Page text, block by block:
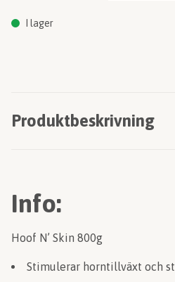
I lager
Produktbeskrivning
Info:
Hoof N’ Skin 800g
Stimulerar horntillväxt och